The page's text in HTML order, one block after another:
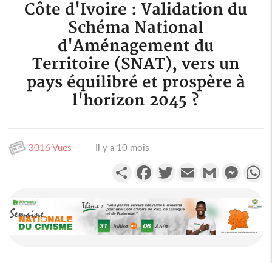
Côte d'Ivoire : Validation du
Schéma National
d'Aménagement du
Territoire (SNAT), vers un
pays équilibré et prospère à
l'horizon 2045 ?
3016 Vues Il y a 10 mois
PartagerFacebookTwitterEmail Gmail